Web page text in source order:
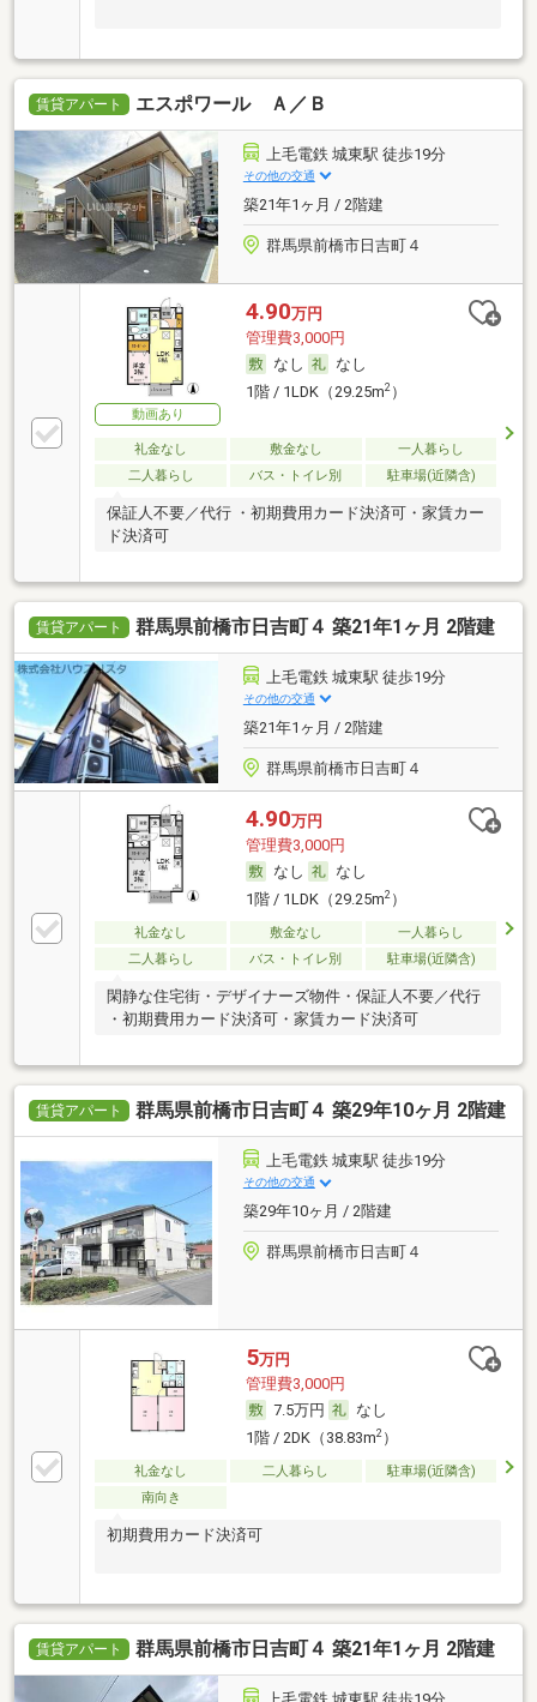
賃貸アパート エスポワール Ａ／Ｂ
上毛電鉄 城東駅 徒歩19分
その他の交通
築21年1ヶ月 / 2階建
群馬県前橋市日吉町４
動画あり
4.90万円
管理費3,000円
なし
なし
1階 / 1LDK（29.25m2）
礼金なし 敷金なし
一人暮らし
二人暮らし
バス・トイレ別 駐車場(近隣含)
保証人不要／代行 ・初期費用カード決済可・家賃カー
ド決済可
賃貸アパート 群馬県前橋市日吉町４ 築21年1ヶ月 2階建
上毛電鉄 城東駅 徒歩19分
その他の交通
築21年1ヶ月 / 2階建
群馬県前橋市日吉町４
4.90万円
管理費3,000円
なし
なし
1階 / 1LDK（29.25m2）
礼金なし 敷金なし
一人暮らし
二人暮らし
バス・トイレ別 駐車場(近隣含)
閑静な住宅街・デザイナーズ物件・保証人不要／代行
・初期費用カード決済可・家賃カード決済可
賃貸アパート 群馬県前橋市日吉町４ 築29年10ヶ月 2階建
上毛電鉄 城東駅 徒歩19分
その他の交通
築29年10ヶ月 / 2階建
群馬県前橋市日吉町４
5万円
管理費3,000円
7.5万円
なし
1階 / 2DK（38.83m2）
礼金なし 二人暮らし
駐車場(近隣含)
南向き
初期費用カード決済可
賃貸アパート 群馬県前橋市日吉町４ 築21年1ヶ月 2階建